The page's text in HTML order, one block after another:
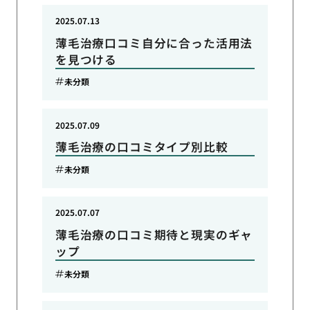
薄毛治療口コミ自分に合った活用法
を見つける
2025.07.13
未分類
薄毛治療の口コミタイプ別比較
2025.07.09
未分類
薄毛治療の口コミ期待と現実のギャ
ップ
2025.07.07
未分類